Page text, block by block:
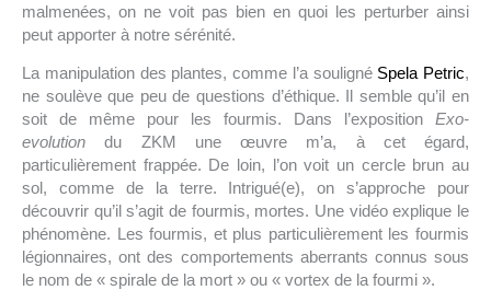
malmenées, on ne voit pas bien en quoi les perturber ainsi
peut apporter à notre sérénité.
La manipulation des plantes, comme l’a souligné Spela Petric,
ne soulève que peu de questions d’éthique. Il semble qu’il en
soit de même pour les fourmis. Dans l’exposition Exo-
evolutiondu ZKM une œuvre m’a, à cet égard,
particulièrement frappée. De loin, l’on voit un cercle brun au
sol, comme de la terre. Intrigué(e), on s’approche pour
découvrir qu’il s’agit de fourmis, mortes. Une vidéo explique le
phénomène. Les fourmis, et plus particulièrement les fourmis
légionnaires, ont des comportements aberrants connus sous
le nom de « spirale de la mort » ou « vortex de la fourmi ».